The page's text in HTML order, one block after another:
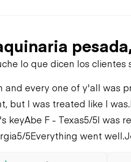
lo que dicen los clientes
and every one of y'all was
but I was treated like I was.
keyAbe F - Texas5/5I was
5/5Everything went well.